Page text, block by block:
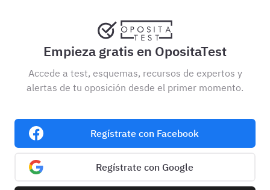
Empieza gratis en OpositaTest
Accede a test, esquemas, recursos de expertos y
alertas de tu oposición desde el primer momento.
Regístrate con Facebook
Regístrate con Google